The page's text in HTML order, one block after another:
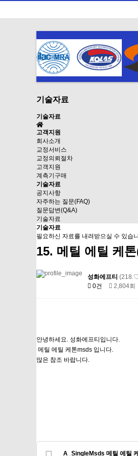
기술자료
기술자료
고객지원
회사소개
교정서비스
교정의뢰절차
고객지원
계측기구매
기술자료
공지사항
자주하는 질문(FAQ)
질문답변(Q&A)
기술자료
기술자료
필요하신 자료를 내려받으실 수 있습
15. 메틸 에틸 케
성화에프티
0건
2,804회
안녕하세요. 성화에프티입니다.
메틸 메틸 케톤msds 입니다.
많은 참조 바랍니다.
A_SingleMsds 메틸 에틸